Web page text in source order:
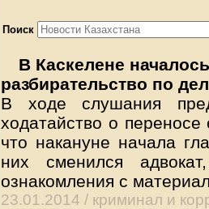
Поиск
В Каскелене
разбирательство по
В ходе слушания
ходатайство о
что накануне начала
них сменился
ознакомления с
23.01.2014 / криминал и